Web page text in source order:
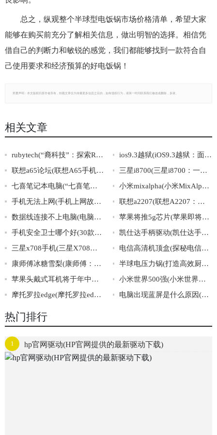
总之，纵观整个半球型电饭锅市场价格清单，希望大家
能够在购买前充分了解相关信息，做出明智的选择。相信凭
借自己的判断力和敏锐的感觉，我们都能够找到一款符合自
己使用要求和经济预算的好电饭锅！
郑重声明：本文版权归原作者所有，转载文章仅为传播更多信息之目的，如有侵权行为，请第一时间联系我们修改或删除，多谢。
相关文章
rubytech(“裔科技”：探索RubyTech公司的多元文化背景及其影响)
ios9.3越狱(iOS9.3越狱：面向苹果iOS系统最新版本的完美越狱攻略)
联想a65论坛(联想A65手机用户论坛：分享使用心得，解决问题交流技巧)
三星i8700(三星i8700：一款引领智能手机新潮流的力作)
七喜笔记本电脑(“七喜笔记本电脑”的优势和购买攻略)
小米mixalpha(小米MixAlpha：全景屏智能手机的未来之路)
手机无法上网(手机上网故障排查技巧大全)
联想a2207(联想A2207：轻盈便携，高效办公的理想选择！)
数据线连接不上电脑(电脑连接数据线失败，无法传输数据)
苹果将推5g芯片(苹果即将推出5G芯片，引领新时代！)
手机安全卫士哪个好(30款手机安全卫士大PK，让你轻松找到最佳选择！)
凯仕达手柄驱动(凯仕达手柄驱动：方便快捷的游戏体验)
三星x708手机(三星X708手机：革新智能科技，引领未来通讯风潮)
电信高清机顶盒(探秘电信高清机顶盒的惊人功能)
康师傅冰糖雪梨(康师傅：冰糖雪梨口感软糯，健康又美味，冷饮夏季必备！)
半球电压力锅(打造高效厨房必备神器：半球电压力锅)
苹果头戴式耳机将于年中量产(苹果将在年中大规模生产头戴式耳机)
小米世界500强(小米世界荣登500强，中国科技崛起再添力！)
摩托罗拉edge(摩托罗拉edge是什么？)
电脑出现蓝屏是什么原因(电脑蓝屏的原因及解决方法)
热门排行
1 hp官网驱动(HP官网提供的最新驱动下载)